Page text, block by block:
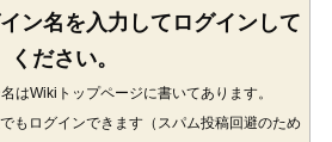
ン名を入力してログインして
ください。
はWikiトップページに書いてあります。
もログインできます（スパム投稿回避のため